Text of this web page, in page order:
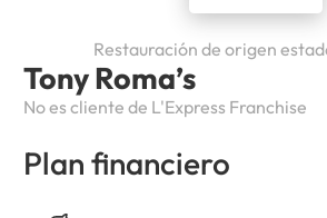
Tony Roma’s
No es cliente de L'Express Franchise
Restauración de origen
Plan financiero